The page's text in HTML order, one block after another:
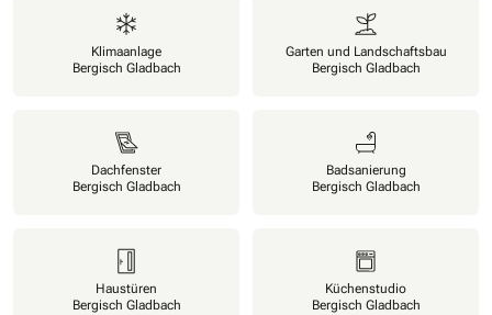
Klimaanlage
Bergisch Gladbach
Garten und Landschaftsbau
Bergisch Gladbach
Dachfenster
Bergisch Gladbach
Badsanierung
Bergisch Gladbach
Haustüren
Bergisch Gladbach
Küchenstudio
Bergisch Gladbach